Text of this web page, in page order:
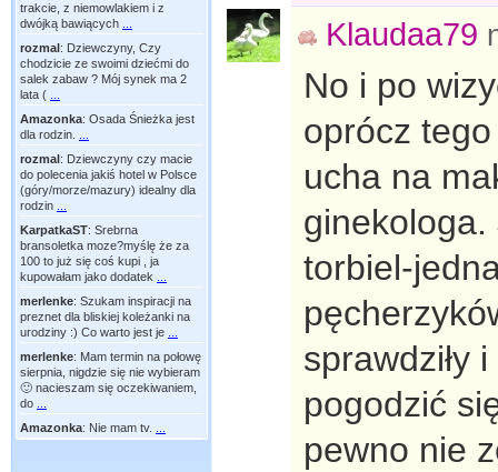
trakcie, z niemowlakiem i z
dwójką bawiących
rozmal: Dziewczyny, Czy
chodzicie ze swoimi dziećmi do
salek zabaw ? Mój synek ma 2
lata (
Amazonka: Osada Śnieżka jest
dla rodzin.
rozmal: Dziewczyny czy macie
do polecenia jakiś hotel w Polsce
(góry/morze/mazury) idealny dla
rodzin
KarpatkaST: Srebrna
bransoletka moze?myślę że za
100 to już się coś kupi , ja
kupowałam jako dodatek
merlenke: Szukam inspiracji na
preznet dla bliskiej koleżanki na
urodziny :) Co warto jest je
merlenke: Mam termin na połowę
sierpnia, nigdzie się nie wybieram
🙂 nacieszam się oczekiwaniem,
do
Amazonka: Nie mam tv.
Klaudaa79
No i po
oprócz
ucha na
torbiel-
sprawdziły
pogodzić
pewno nie